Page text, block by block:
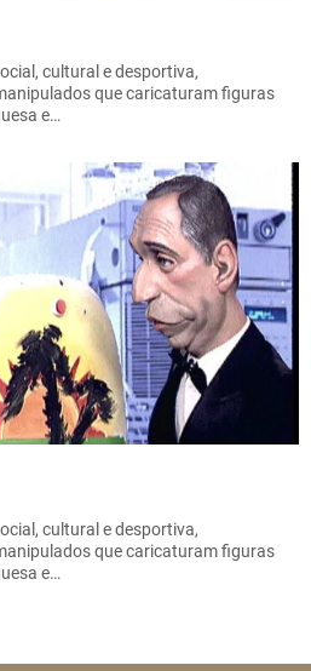
cultural e desportiva,
que caricaturam figuras
e…
cultural e desportiva,
que caricaturam figuras
e…